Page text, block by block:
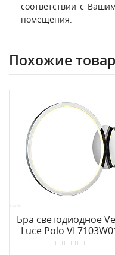
соответствии с
помещения.
Похожие
Бра светодиодное
Luce Polo